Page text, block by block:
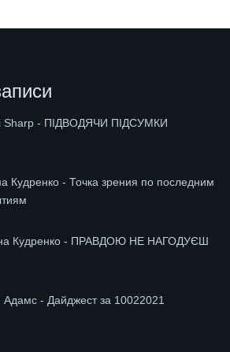
Sharp - ПІДВОДЯЧИ ПІДСУМКИ
Кудренко - Точка зрения по последним
Кудренко - ПРАВДОЮ НЕ НАГОДУЄШ
Адамс - Дайджест за 10022021